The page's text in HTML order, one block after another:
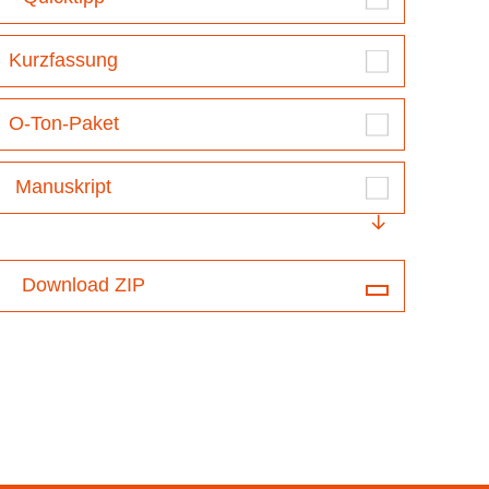
Kurzfassung
O-Ton-Paket
Manuskript
Download ZIP